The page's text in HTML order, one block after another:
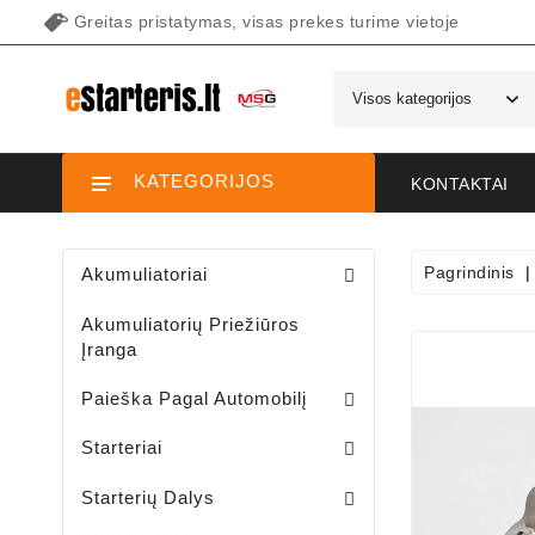
Greitas pristatymas, visas prekes turime vietoje
KONTAKTAI
KATEGORIJOS
Akumuliatoriai
Akumuliatorių Priežiūros
Įranga
Paieška Pagal Automobilį
Starteriai
Starterių Dalys
Pagrindinis